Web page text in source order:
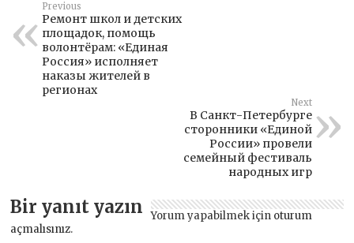
Previous
Ремонт школ и детских
площадок, помощь
волонтёрам: «Единая
Россия» исполняет
наказы жителей в
регионах
Next
В Санкт-Петербурге
сторонники «Единой
России» провели
семейный фестиваль
народных игр
Bir yanıt yazın Yorum yapabilmek için oturum
açmalısınız.